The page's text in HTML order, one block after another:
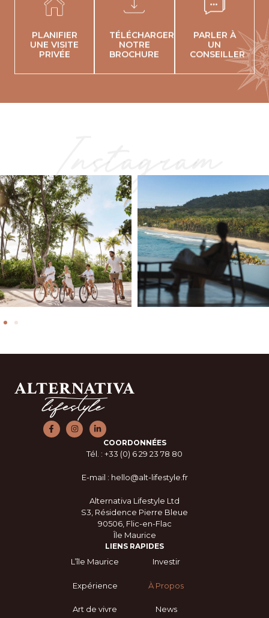
PLANIFIER
UNE VISITE
PRIVÉE
TÉLÉCHARGER
NOTRE
BROCHURE
PARLER À
UN
CONSEILLER
Instagram
COORDONNÉES
Tél. : +33 (0) 6 29 23 78 80
E-mail : hello@alt-lifestyle.fr
Alternativa Lifestyle Ltd
S3, Résidence Pierre Bleue
90506, Flic-en-Flac
Île Maurice
LIENS RAPIDES
L’île Maurice
Expérience
Art de vivre
Investir
À Propos
News